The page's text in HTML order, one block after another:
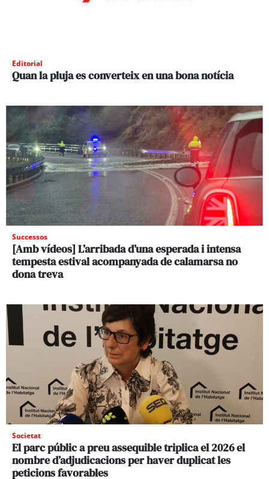
Editorial
Quan la pluja es converteix en una bona notícia
Successos
[Amb vídeos] L’arribada d’una esperada i intensa
tempesta estival acompanyada de calamarsa no
dona treva
Societat
El parc públic a preu assequible triplica el 2026 el
nombre d’adjudicacions per haver duplicat les
peticions favorables